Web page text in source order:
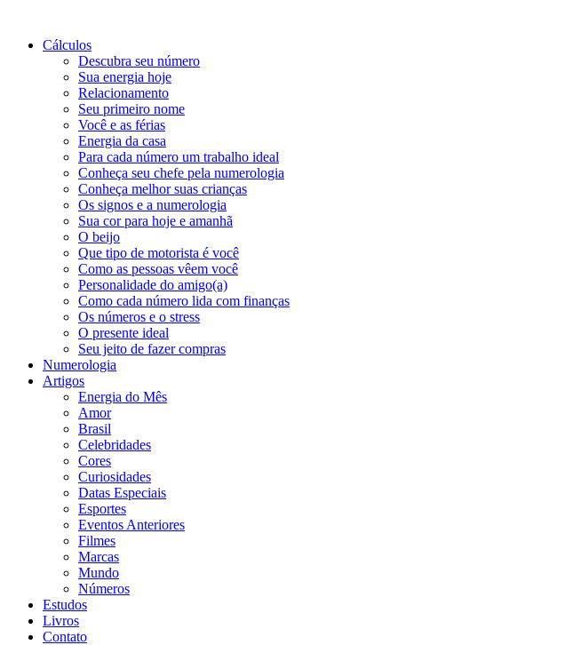
Cálculos
Descubra seu número
Sua energia hoje
Relacionamento
Seu primeiro nome
Você e as férias
Energia da casa
Para cada número um trabalho ideal
Conheça seu chefe pela numerologia
Conheça melhor suas crianças
Os signos e a numerologia
Sua cor para hoje e amanhã
O beijo
Que tipo de motorista é você
Como as pessoas vêem você
Personalidade do amigo(a)
Como cada número lida com finanças
Os números e o stress
O presente ideal
Seu jeito de fazer compras
Numerologia
Artigos
Energia do Mês
Amor
Brasil
Celebridades
Cores
Curiosidades
Datas Especiais
Esportes
Eventos Anteriores
Filmes
Marcas
Mundo
Números
Estudos
Livros
Contato